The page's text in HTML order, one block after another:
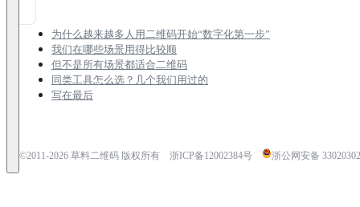
为什么越来越多人用二维码开始“数字化第一步”
我们在哪些场景用得比较顺
但不是所有场景都适合二维码
同类工具怎么选？几个我们用过的
写在最后
©2011-2026 草料二维码 版权所有 浙ICP备12002384号 浙公网安备